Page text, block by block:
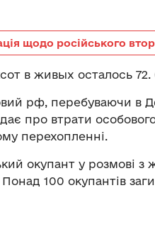
щодо російського
в живых осталось
рф, перебуваючи в
про втрати
перехопленні.
окупант у розмові з
Понад 100 окупантів